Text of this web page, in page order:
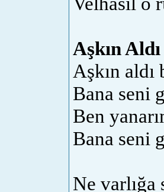
Aşkın
Aşkın aldı
Bana seni
Ben
Bana seni
Ne